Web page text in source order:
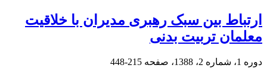
ارتباط بین سبک رهبری مدیران با خلاقیت
معلمان تربیت بدنی
دوره 1، شماره 2، 1388، صفحه 215-448